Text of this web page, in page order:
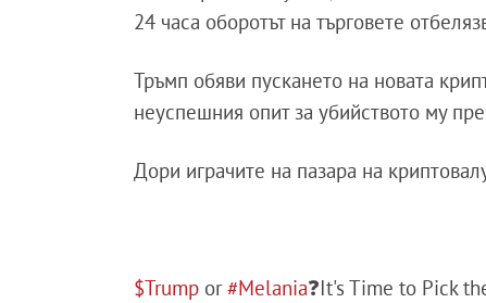
24 часа оборотът на търговете
Тръмп обяви пускането на новата
неуспешния опит за убийството му
Дори играчите на пазара на
$Trump or#Melania❓It's Time to Pick